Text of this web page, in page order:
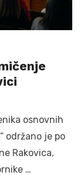
osnovnih
održano je po
Rakovica,
…